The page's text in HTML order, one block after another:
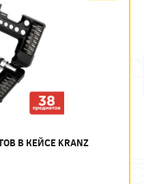
В КЕЙСЕ KRANZ